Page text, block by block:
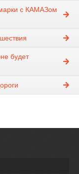
с КАМАЗом
будет